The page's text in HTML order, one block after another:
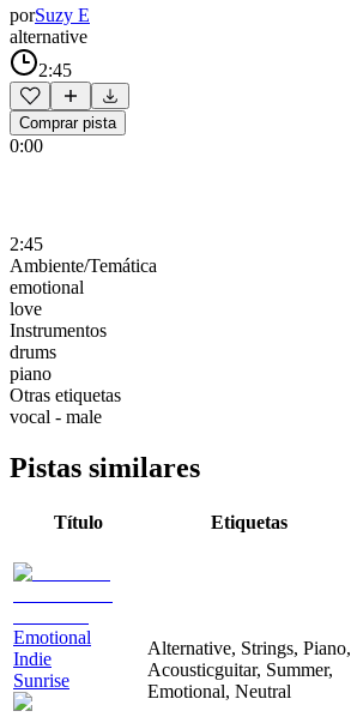
porSuzy E
alternative
2:45
Comprar pista
0:00
2:45
Ambiente/Temática
emotional
love
Instrumentos
drums
piano
Otras etiquetas
vocal - male
Pistas similares
Título Etiquetas
Emotional
Indie
Sunrise
Alternative, Strings, Piano,
Acousticguitar, Summer,
Emotional, Neutral